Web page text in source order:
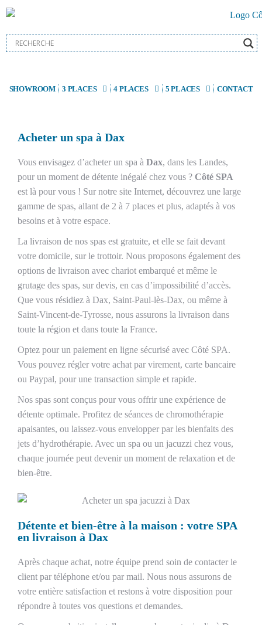
SHOWROOM 3 PLACES 4 PLACES 5 PLACES CONTACT
Acheter un spa à Dax
Vous envisagez d’acheter un spa à Dax, dans les Landes,
pour un moment de détente inégalé chez vous ? Côté SPA
est là pour vous ! Sur notre site Internet, découvrez une large
gamme de spas, allant de 2 à 7 places et plus, adaptés à vos
besoins et à votre espace.
La livraison de nos spas est gratuite, et elle se fait devant
votre domicile, sur le trottoir. Nous proposons également des
options de livraison avec chariot embarqué et même le
grutage des spas, sur devis, en cas d’impossibilité d’accès.
Que vous résidiez à Dax, Saint-Paul-lès-Dax, ou même à
Saint-Vincent-de-Tyrosse, nous assurons la livraison dans
toute la région et dans toute la France.
Optez pour un paiement en ligne sécurisé avec Côté SPA.
Vous pouvez régler votre achat par virement, carte bancaire
ou Paypal, pour une transaction simple et rapide.
Nos spas sont conçus pour vous offrir une expérience de
détente optimale. Profitez de séances de chromothérapie
apaisantes, ou laissez-vous envelopper par les bienfaits des
jets d’hydrothérapie. Avec un spa ou un jacuzzi chez vous,
chaque journée peut devenir un moment de relaxation et de
bien-être.
Détente et bien-être à la maison : votre SPA
en livraison à Dax
Après chaque achat, notre équipe prend soin de contacter le
client par téléphone et/ou par mail. Nous nous assurons de
votre entière satisfaction et restons à votre disposition pour
répondre à toutes vos questions et demandes.